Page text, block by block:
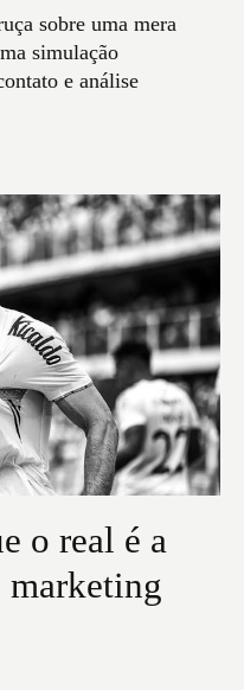
sobre uma mera
simulação
e análise
o real é a